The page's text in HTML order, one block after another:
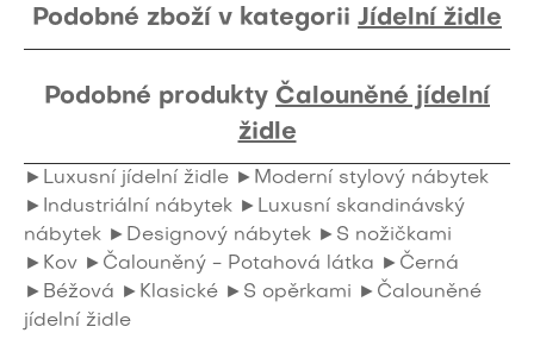
Podobné zboží v kategorii Jídelní židle
Podobné produkty Čalouněné jídelní
židle
►Luxusní jídelní židle ►Moderní stylový nábytek
►Industriální nábytek ►Luxusní skandinávský
nábytek ►Designový nábytek ►S nožičkami
►Kov ►Čalouněný - Potahová látka ►Černá
►Béžová ►Klasické ►S opěrkami ►Čalouněné
jídelní židle